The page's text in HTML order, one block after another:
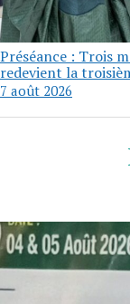
Préséance : Trois
redevient la
7 août 2026